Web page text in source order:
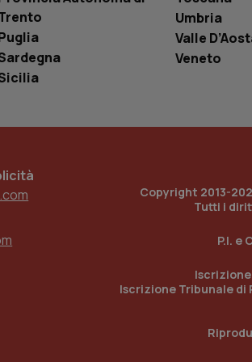
Umbria
Valle
Veneto
Copyright 2013-
Tutti i
P.I. e
Iscrizione
Iscrizione Tribunale di
per mantenere
del sito web sta
di
tenere traccia
incorporati
del sito web sta
tenere traccia
dell’esperienza
con identity